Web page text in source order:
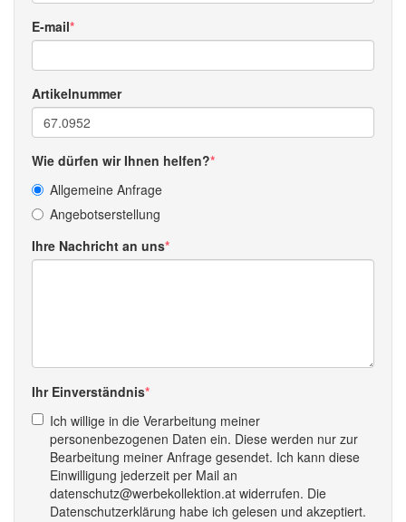
E-mail
Artikelnummer
Wie dürfen wir Ihnen helfen?
Allgemeine Anfrage
Angebotserstellung
Ihre Nachricht an uns
Ihr Einverständnis
Ich willige in die Verarbeitung meiner
personenbezogenen Daten ein. Diese werden nur zur
Bearbeitung meiner Anfrage gesendet. Ich kann diese
Einwilligung jederzeit per Mail an
datenschutz@werbekollektion.at widerrufen. Die
Datenschutzerklärung habe ich gelesen und akzeptiert.